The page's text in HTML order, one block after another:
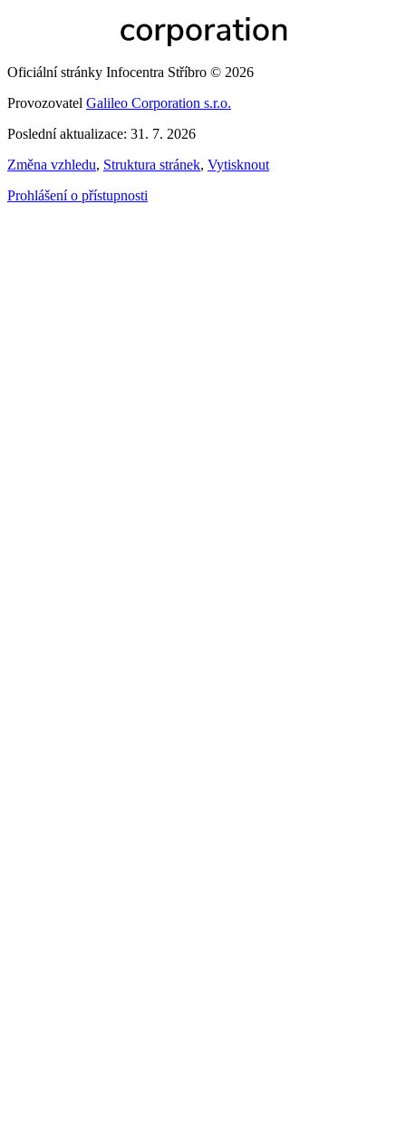
Oficiální stránky Infocentra Stříbro © 2026
Provozovatel Galileo Corporation s.r.o.
Poslední aktualizace: 31. 7. 2026
Změna vzhledu, Struktura stránek, Vytisknout
Prohlášení o přístupnosti